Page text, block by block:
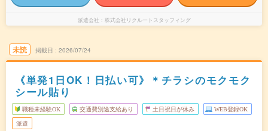
派遣会社 株式会社リクルートスタッフィング
未読 掲載日 2026/07/24
《単発1日OK！日払い可》＊チラシのモクモク
シール貼り
職種未経験OK 交通費別途支給あり 土日祝日が休み WEB登録OK
派遣